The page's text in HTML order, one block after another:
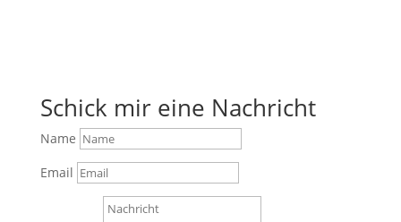
Schick mir eine Nachricht
Name
Email